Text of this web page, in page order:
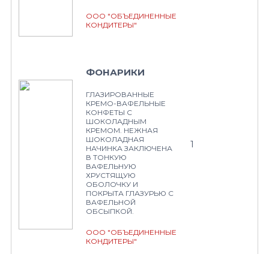
ООО "ОБЪЕДИНЕННЫЕ
КОНДИТЕРЫ"
ФОНАРИКИ
ГЛАЗИРОВАННЫЕ
КРЕМО-ВАФЕЛЬНЫЕ
КОНФЕТЫ С
ШОКОЛАДНЫМ
КРЕМОМ. НЕЖНАЯ
ШОКОЛАДНАЯ
НАЧИНКА ЗАКЛЮЧЕНА
В ТОНКУЮ
ВАФЕЛЬНУЮ
ХРУСТЯЩУЮ
ОБОЛОЧКУ И
ПОКРЫТА ГЛАЗУРЬЮ С
ВАФЕЛЬНОЙ
ОБСЫПКОЙ.
ООО "ОБЪЕДИНЕННЫЕ
КОНДИТЕРЫ"
1